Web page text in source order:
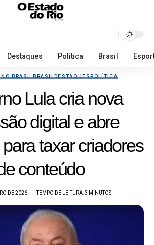
Destaques Política Brasil
NO BRASILBRASILDESTAQUESPOLÍTICA
Lula cria nova
digital e abre
taxar criadores
conteúdo
DE 2026 TEMPO DE LEITURA: 3 MINUTOS